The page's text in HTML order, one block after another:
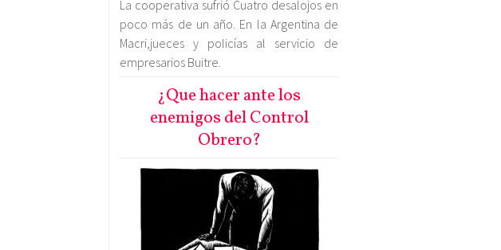
La cooperativa sufrió Cuatro desalojos en
poco más de un año. En la Argentina de
Macri,jueces y policías al servicio de
empresarios Buitre.
¿Que hacer ante los
enemigos del Control
Obrero?